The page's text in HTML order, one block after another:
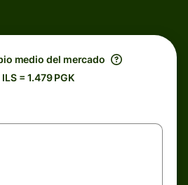
medio del mercado
= 1.479 PGK